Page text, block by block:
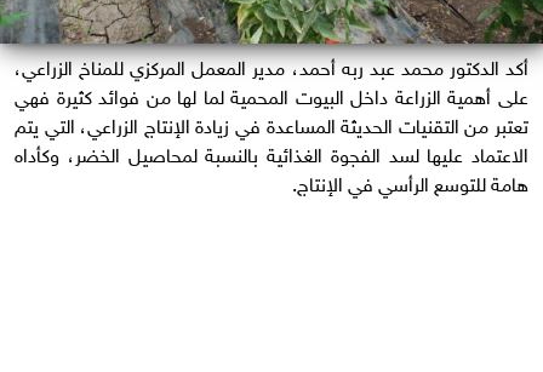
أكد الدكتور محمد عبد ربه أحمد، مدير المعمل المركزي للمناخ الزراعي،
على أهمية الزراعة داخل البيوت المحمية لما لها من فوائد كثيرة فهي
تعتبر من التقنيات الحديثة المساعدة في زيادة الإنتاج الزراعي، التي يتم
الاعتماد عليها لسد الفجوة الغذائية بالنسبة لمحاصيل الخضر، وكأداه
هامة للتوسع الرأسي في الإنتاج.